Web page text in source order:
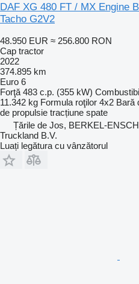
DAF XG 480 FT / MX Engine
Tacho G2V2
48.950 EUR ≈ 256.800 RON
Cap tractor
2022
374.895 km
Euro 6
Forţă 483 c.p. (355 kW)
11.342 kg Formula roţilor 4x2 Bară
de propulsie tracțiune spate
Țările de Jos, BERKEL-
Truckland B.V.
Luați legătura cu vânzătorul